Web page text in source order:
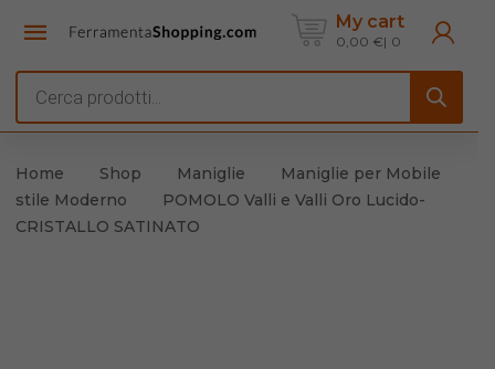
My cart
0,00 € 0
Home Shop Maniglie
Maniglie per Mobile
stile Moderno
POMOLO Valli e Valli Oro Lucido-
CRISTALLO SATINATO